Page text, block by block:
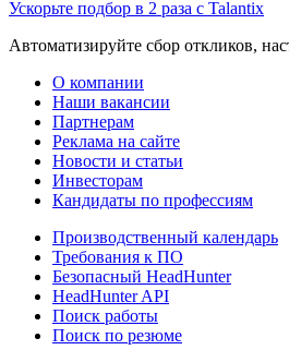
Ускорьте подбор в 2 раза с Talantix
Автоматизируйте сбор откликов,
О компании
Наши вакансии
Партнерам
Реклама на сайте
Новости и статьи
Инвесторам
Кандидаты по профессиям
Производственный календарь
Требования к ПО
Безопасный HeadHunter
HeadHunter API
Поиск работы
Поиск по резюме